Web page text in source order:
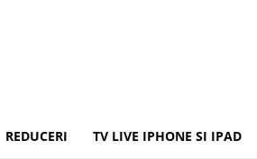
REDUCERI TV LIVE IPHONE SI IPAD